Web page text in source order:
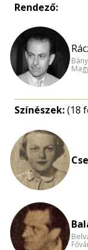
Rendező:
Színészek:(18